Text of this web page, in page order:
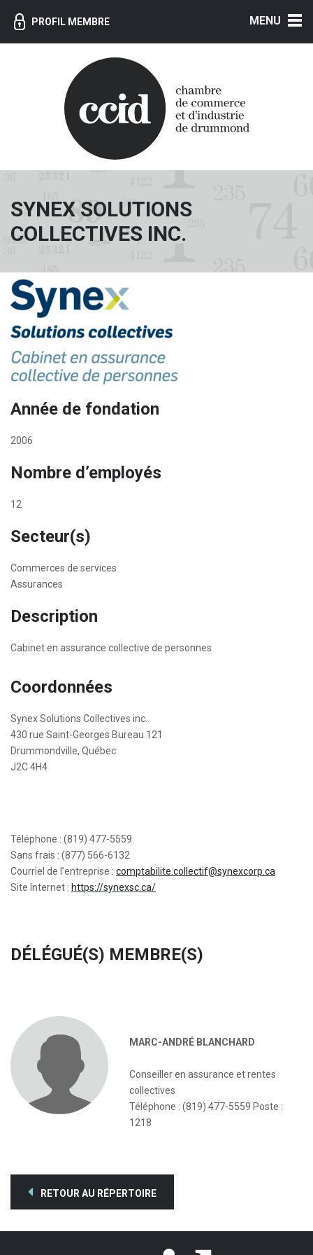
PROFIL MEMBRE
SYNEX SOLUTIONS
COLLECTIVES INC.
Année de fondation
2006
Nombre d’employés
12
Secteur(s)
Commerces de services
Assurances
Description
Cabinet en assurance collective de personnes
Coordonnées
Synex Solutions Collectives inc.
430 rue Saint-Georges Bureau 121
Drummondville, Québec
J2C 4H4
Téléphone : (819) 477-5559
Sans frais : (877) 566-6132
Courriel de l’entreprise : comptabilite.collectif@synexcorp.ca
Site Internet : https://synexsc.ca/
DÉLÉGUÉ(S) MEMBRE(S)
MARC-ANDRÉ BLANCHARD
Conseiller en assurance et rentes
collectives
Téléphone : (819) 477-5559 Poste :
1218
RETOUR AU RÉPERTOIRE
MENU